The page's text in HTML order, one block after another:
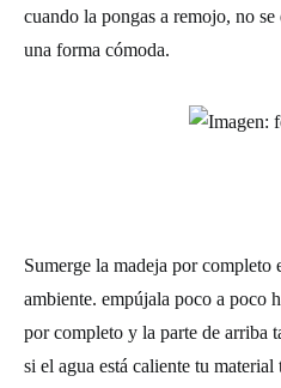
cuando la pongas a remojo, no
una forma cómoda.
Sumerge la madeja por completo
ambiente. empújala poco a poco
por completo y la parte de arriba
si el agua está caliente tu material